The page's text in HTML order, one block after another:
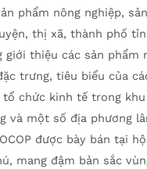
phẩm nông nghiệp,
thị xã, thành phố
giới thiệu các sản phẩm
trưng, tiêu biểu của
tổ chức kinh tế trong
và một số địa phương
được bày bán tại
mang đậm bản sắc